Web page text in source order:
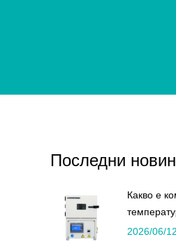
Последни
Какво е
2026/06/12